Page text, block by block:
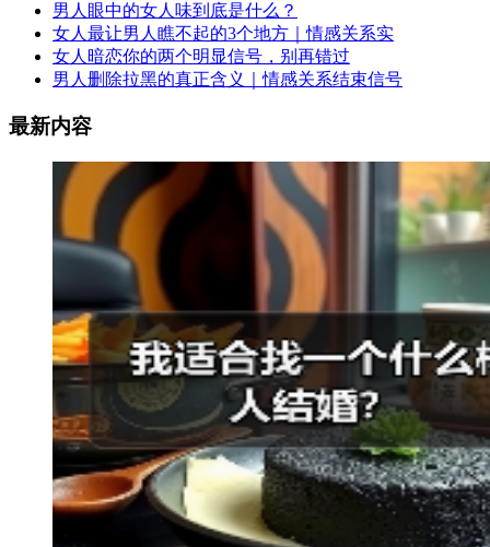
男人眼中的女人味到底是什么？
女人最让男人瞧不起的3个地方｜情感关系实
女人暗恋你的两个明显信号，别再错过
男人删除拉黑的真正含义｜情感关系结束信号
最新内容